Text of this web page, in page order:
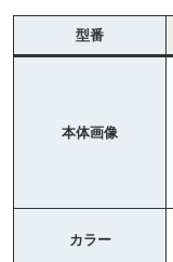
型番
本体画像
カラー